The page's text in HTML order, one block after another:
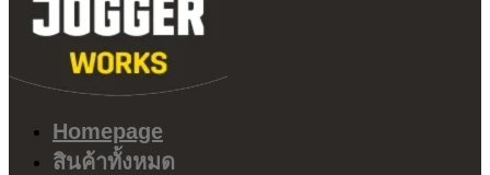
Homepage
สินค้าทั้งหมด